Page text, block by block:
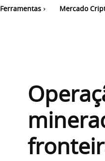
Ferramentas Mercado